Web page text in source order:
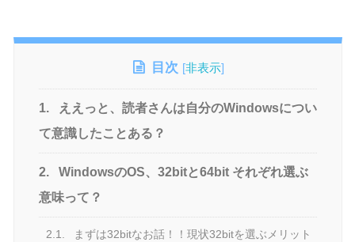
目次 [非表示]
1.
ええっと、読者さんは自分のWindowsについ
て意識したことある？
2.
WindowsのOS、32bitと64bit それぞれ選ぶ
意味って？
2.1.
まずは32bitなお話！！現状32bitを選ぶメリット